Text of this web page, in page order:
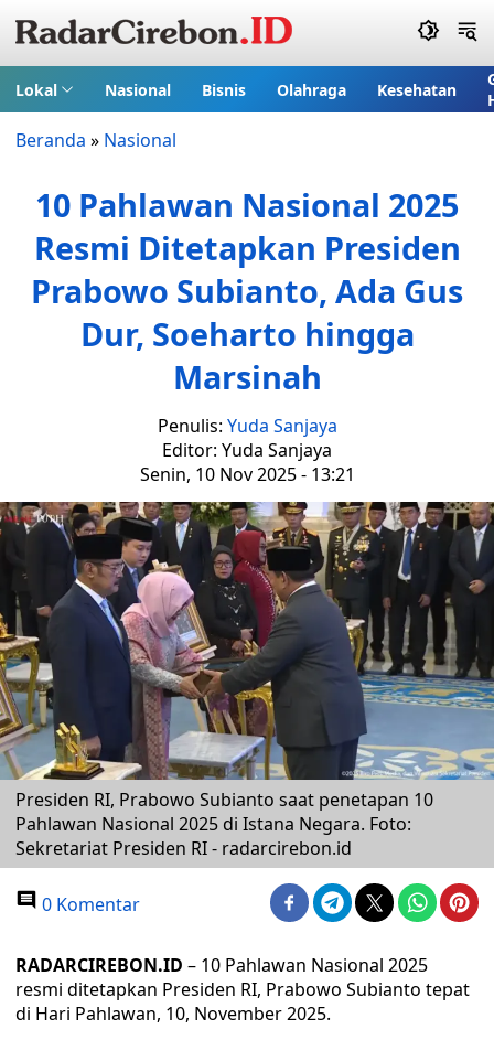
Lokal Nasional Bisnis Olahraga Kesehatan
Beranda » Nasional
10 Pahlawan Nasional 2025
Resmi Ditetapkan Presiden
Prabowo Subianto, Ada Gus
Dur, Soeharto hingga
Marsinah
Penulis: Yuda Sanjaya
Editor: Yuda Sanjaya
Senin, 10 Nov 2025 - 13:21
Presiden RI, Prabowo Subianto saat penetapan 10
Pahlawan Nasional 2025 di Istana Negara. Foto:
Sekretariat Presiden RI - radarcirebon.id
0 Komentar
RADARCIREBON.ID – 10 Pahlawan Nasional 2025
resmi ditetapkan Presiden RI, Prabowo Subianto tepat
di Hari Pahlawan, 10, November 2025.